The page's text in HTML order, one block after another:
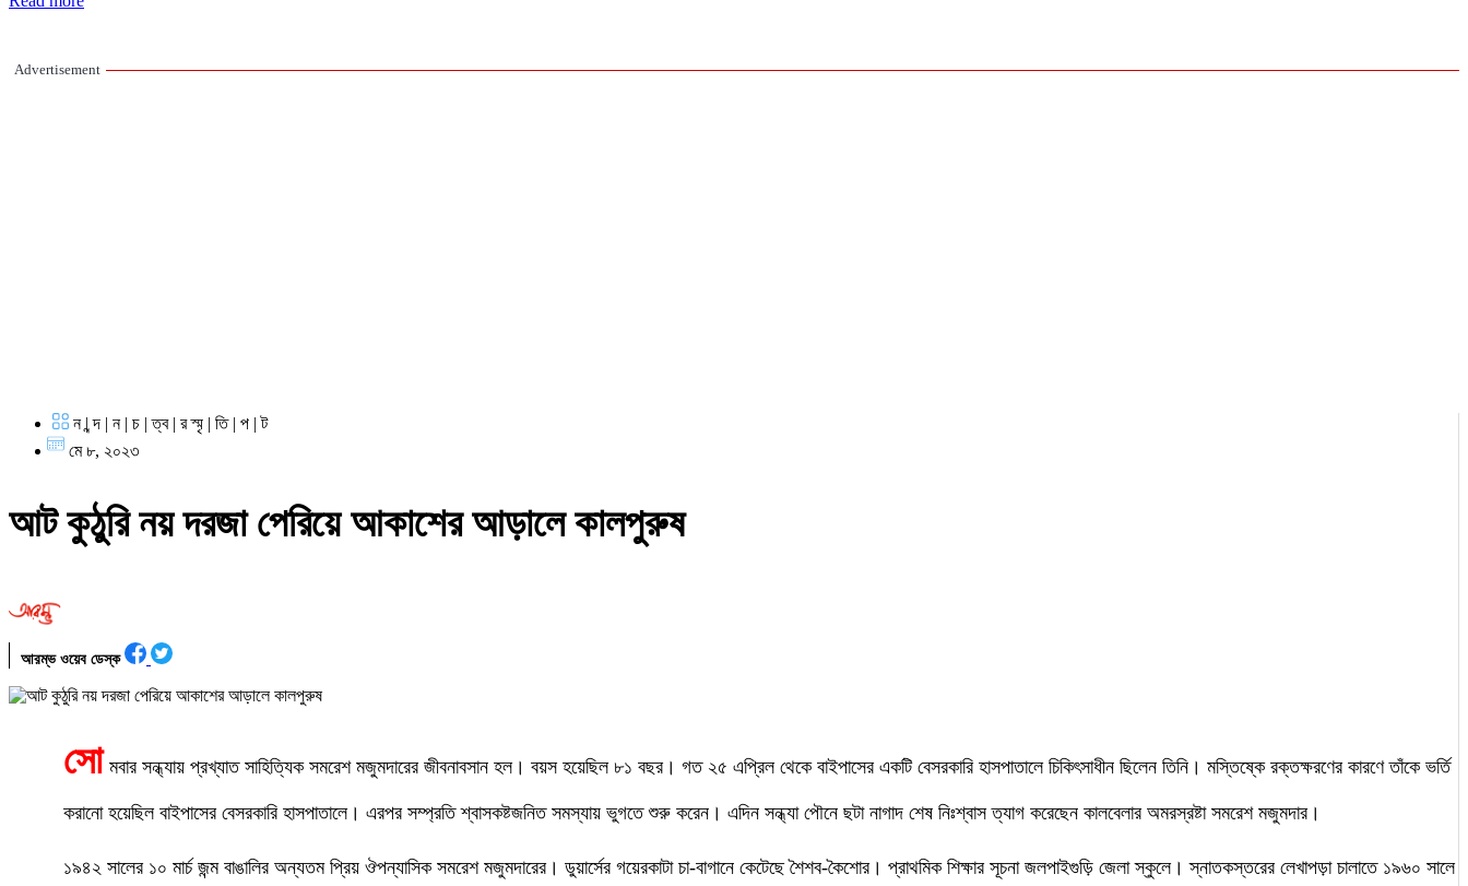
Advertisement
ন | ন্দ | ন | চ | ত্ব | র স্মৃ | তি | প | ট
মে ৮, ২০২৩
আট কুঠুরি নয় দরজা পেরিয়ে আকাশের আড়ালে কালপুরুষ
আরম্ভ ওয়েব ডেস্ক
সো মবার সন্ধ্যায় প্রখ্যাত সাহিত্যিক সমরেশ মজুমদারের জীবনাবসান হল। বয়স হয়েছিল ৮১ বছর। গত ২৫ এপ্রিল থেকে বাইপাসের একটি বেসরকারি হাসপাতালে চিকিৎসাধীন ছিলেন তিনি। মস্তিষ্কে রক্তক্ষরণের কারণে তাঁকে ভর্তি
করানো হয়েছিল বাইপাসের বেসরকারি হাসপাতালে। এরপর সম্প্রতি শ্বাসকষ্টজনিত সমস্যায় ভুগতে শুরু করেন। এদিন সন্ধ্যা পৌনে ছটা নাগাদ শেষ নিঃশ্বাস ত্যাগ করেছেন কালবেলার অমরস্রষ্টা সমরেশ মজুমদার।
১৯৪২ সালের ১০ মার্চ জন্ম বাঙালির অন্যতম প্রিয় ঔপন্যাসিক সমরেশ মজুমদারের। ডুয়ার্সের গয়েরকাটা চা-বাগানে কেটেছে শৈশব-কৈশোর। প্রাথমিক শিক্ষার সূচনা জলপাইগুড়ি জেলা স্কুলে। স্নাতকস্তরের লেখাপড়া চালাতে ১৯৬০ সালে